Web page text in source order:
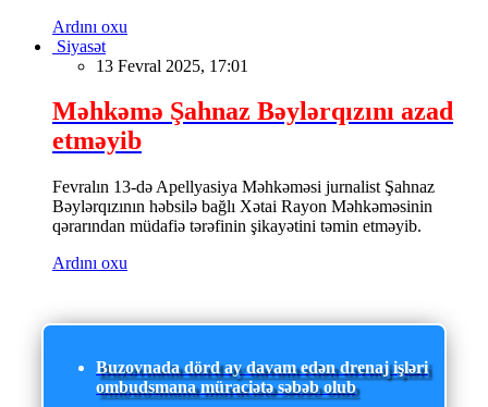
Ardını oxu
Siyasət
13 Fevral 2025, 17:01
Məhkəmə Şahnaz Bəylərqızını azad
etməyib
Fevralın 13-də Apellyasiya Məhkəməsi jurnalist Şahnaz
Bəylərqızının həbsilə bağlı Xətai Rayon Məhkəməsinin
qərarından müdafiə tərəfinin şikayətini təmin etməyib.
Ardını oxu
Buzovnada dörd ay davam edən drenaj işləri
ombudsmana müraciətə səbəb olub